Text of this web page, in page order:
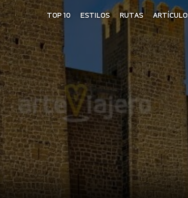
TOP 10 ESTILOS RUTAS